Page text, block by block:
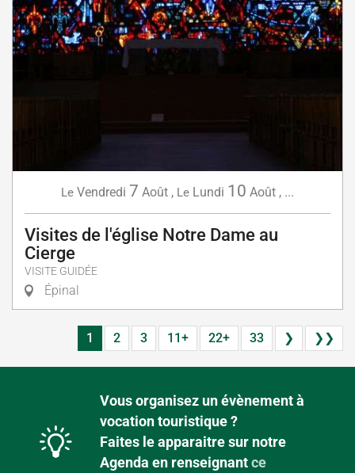
Le Vendredi 7 Août , Le Lundi 10 Août , ...
Visites de l'église Notre Dame au
Cierge
VISITE GUIDÉE
Épinal
1 2 3 11+ 22+ 33 ❯ ❯❯
Vous organisez un évènement à
vocation touristique ?
Faites le apparaitre sur notre
Agenda en renseignantce